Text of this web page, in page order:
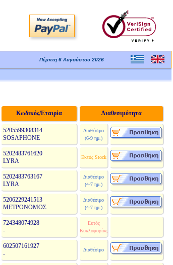
Πέμπτη 6 Αυγούστου 2026
Κωδικός/Εταιρία Διαθεσιμότητα
5205599308314
SOSAPHONE
Διαθέσιμο
(6-9 ημ.)
5202483761620
LYRA
Εκτός Stock
5202483763167
LYRA
Διαθέσιμο
(4-7 ημ.)
5206229241513
ΜΕΤΡΟΝΟΜΟΣ
Διαθέσιμο
(4-7 ημ.)
724348074928
-
Εκτός
Κυκλοφορίας
602507161927
-
Διαθέσιμο